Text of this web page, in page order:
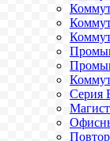
Серия